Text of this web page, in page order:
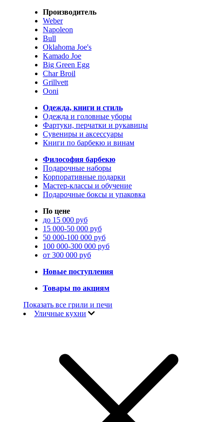
Производитель
Weber
Napoleon
Bull
Oklahoma Joe's
Kamado Joe
Big Green Egg
Char Broil
Grillvett
Ooni
Одежда, книги и стиль
Одежда и головные уборы
Фартуки, перчатки и рукавицы
Сувениры и аксессуары
Книги по барбекю и винам
Философия барбекю
Подарочные наборы
Корпоративные подарки
Мастер-классы и обучение
Подарочные боксы и упаковка
По цене
до 15 000 руб
15 000-50 000 руб
50 000-100 000 руб
100 000-300 000 руб
от 300 000 руб
Новые поступления
Товары по акциям
Показать все грили и печи
Уличные кухни